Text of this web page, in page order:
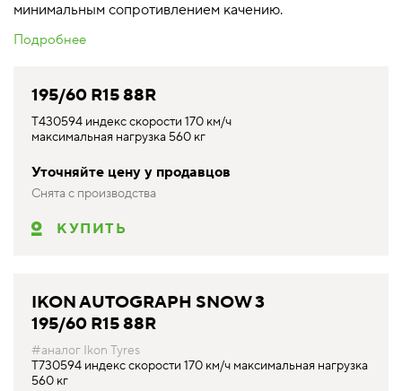
минимальным сопротивлением качению.
Подробнее
195/60 R15 88R
T430594 индекс скорости 170 км/ч
максимальная нагрузка 560 кг
Уточняйте цену у продавцов
Снята с производства
КУПИТЬ
IKON AUTOGRAPH SNOW 3
195/60 R15 88R
#аналог Ikon Tyres
T730594 индекс скорости 170 км/ч максимальная нагрузка
560 кг